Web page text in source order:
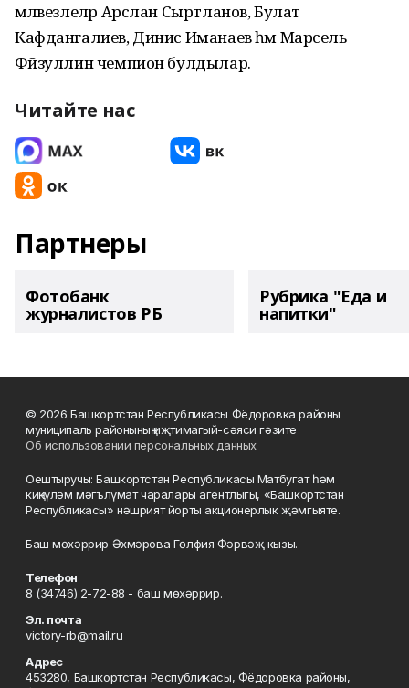
мәләвезлеләр Арслан Сыртланов, Булат
Кафдангалиев, Динис Иманаев һәм Марсель
Фәйзуллин чемпион булдылар.
Читайте нас
Партнеры
Фотобанк
журналистов РБ
Рубрика "Еда и
напитки"
© 2026 Башкортстан Республикасы Фёдоровка районы
муниципаль районының иҗтимагый-сәяси гәзите
Об использовании персональных данных
Оештыручы: Башкортстан Республикасы Матбугат һәм
киңкүләм мәгълүмат чаралары агентлыгы, «Башкортстан
Республикасы» нәшрият йорты акционерлык җәмгыяте.
Баш мөхәррир Әхмәрова Гөлфия Фәрвәҗ кызы.
Телефон
8 (34746) 2-72-88 - баш мөхәррир.
Эл. почта
victory-rb@mail.ru
Адрес
453280, Башкортстан Республикасы, Фёдоровка районы,